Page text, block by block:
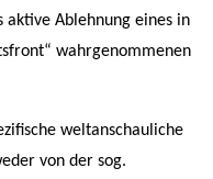
Ablehnung eines in
wahrgenommenen
weltanschauliche
von der sog.